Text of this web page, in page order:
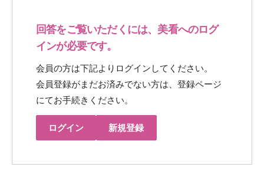
回答をご覧いただくには、美看へのログ
インが必要です。
会員の方は下記よりログインしてください。
会員登録がまだお済みでない方は、登録ページ
にてお手続きください。
ログイン 新規登録